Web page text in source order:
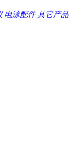
电泳配件 其它产品